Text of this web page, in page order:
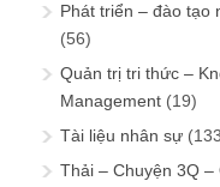
Phát triển – đào tạo
(56)
Quản trị tri thức –
Management (19)
Tài liệu nhân sự
Thải – Chuyện 3Q –